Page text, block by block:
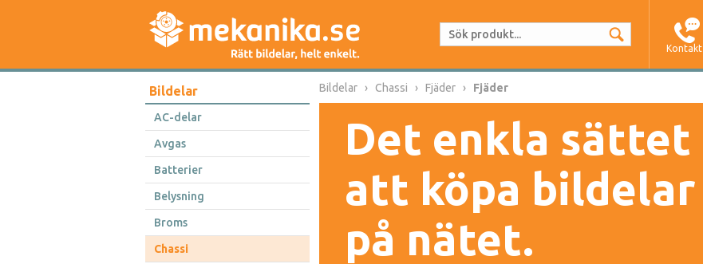
Kontakt
Bildelar
AC-delar
Avgas
Batterier
Belysning
Broms
Chassi
Bildelar Chassi Fjäder Fjäder
Det enkla sättet
att köpa bildelar
på nätet.